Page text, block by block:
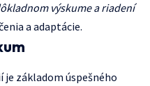
výskume a riadení
a adaptácie.
je základom úspešného